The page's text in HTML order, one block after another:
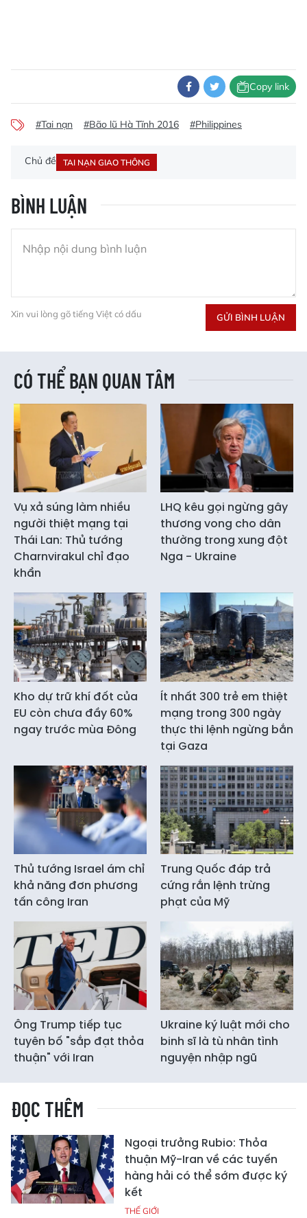
Copy link
#Tai nạn #Bão lũ Hà Tĩnh 2016 #Philippines
Chủ đề TAI NẠN GIAO THÔNG
BÌNH LUẬN
Xin vui lòng gõ tiếng Việt có dấu GỬI BÌNH LUẬN
CÓ THỂ BẠN QUAN TÂM
Vụ xả súng làm nhiều
người thiệt mạng tại
Thái Lan: Thủ tướng
Charnvirakul chỉ đạo
khẩn
LHQ kêu gọi ngừng gây
thương vong cho dân
thường trong xung đột
Nga - Ukraine
Kho dự trữ khí đốt của
EU còn chưa đầy 60%
ngay trước mùa Đông
Ít nhất 300 trẻ em thiệt
mạng trong 300 ngày
thực thi lệnh ngừng bắn
tại Gaza
Thủ tướng Israel ám chỉ
khả năng đơn phương
tấn công Iran
Trung Quốc đáp trả
cứng rắn lệnh trừng
phạt của Mỹ
Ông Trump tiếp tục
tuyên bố "sắp đạt thỏa
thuận" với Iran
Ukraine ký luật mới cho
binh sĩ là tù nhân tình
nguyện nhập ngũ
ĐỌC THÊM
Ngoại trưởng Rubio: Thỏa
thuận Mỹ-Iran về các tuyến
hàng hải có thể sớm được ký
kết
THẾ GIỚI